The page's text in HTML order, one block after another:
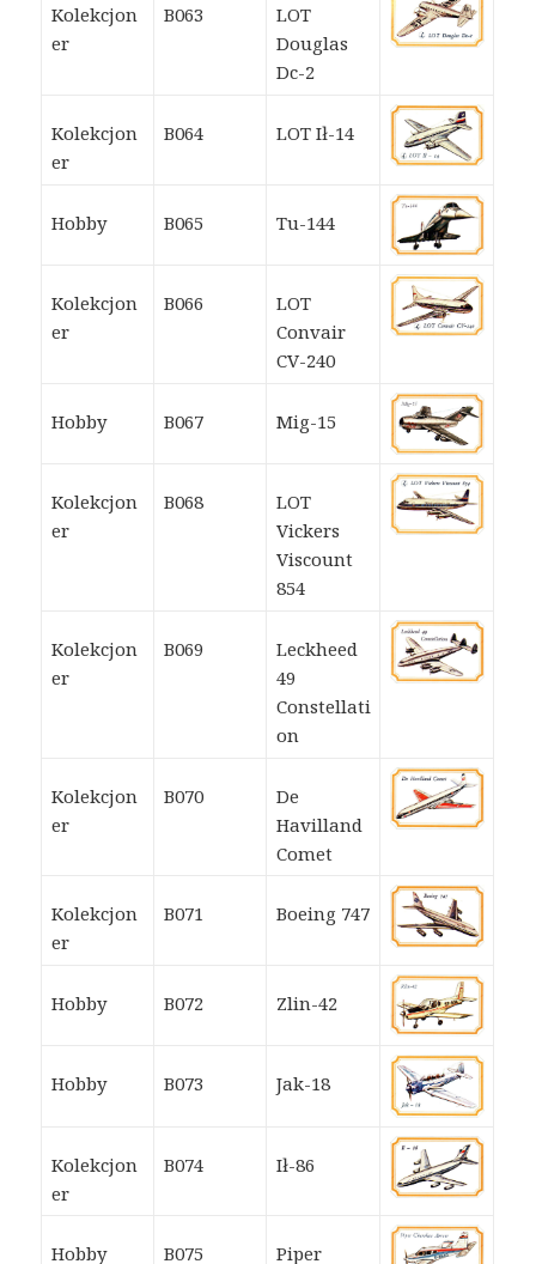
Kolekcjon
er
B063
LOT
Douglas
Dc-2
Kolekcjon
er
B064 LOT Ił-14
Hobby B065 Tu-144
Kolekcjon
er
B066
LOT
Convair
CV-240
Hobby B067 Mig-15
Kolekcjon
er
B068
LOT
Vickers
Viscount
854
Kolekcjon
er
B069
Leckheed
49
Constellati
on
Kolekcjon
er
B070
De
Havilland
Comet
Kolekcjon
er
B071 Boeing 747
Hobby B072 Zlin-42
Hobby B073 Jak-18
Kolekcjon
er
B074 Ił-86
Hobby B075 Piper